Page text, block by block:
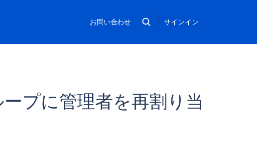
お問い合わせ サインイン
プに管理者を再割り当